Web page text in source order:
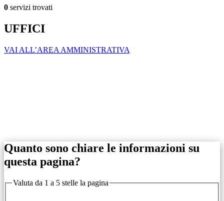
0 servizi trovati
UFFICI
VAI ALL’AREA AMMINISTRATIVA
Quanto sono chiare le informazioni su
questa pagina?
Valuta da 1 a 5 stelle la pagina